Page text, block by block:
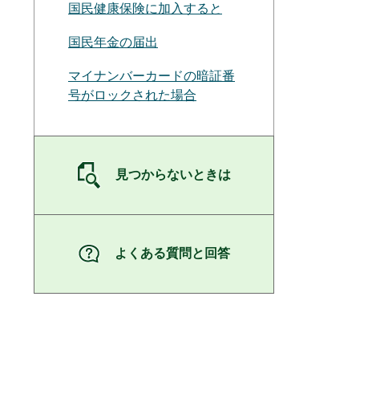
国民健康保険に加入すると
国民年金の届出
マイナンバーカードの暗証番
号がロックされた場合
見つからないときは
よくある質問と回答